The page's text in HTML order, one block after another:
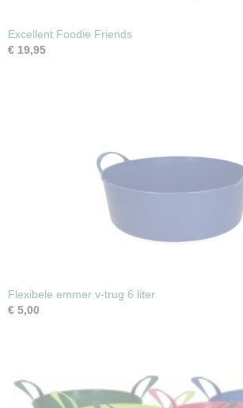
Excellent Foodie Friends
€ 19,95
Flexibele emmer v-trug 6 liter
€ 5,00